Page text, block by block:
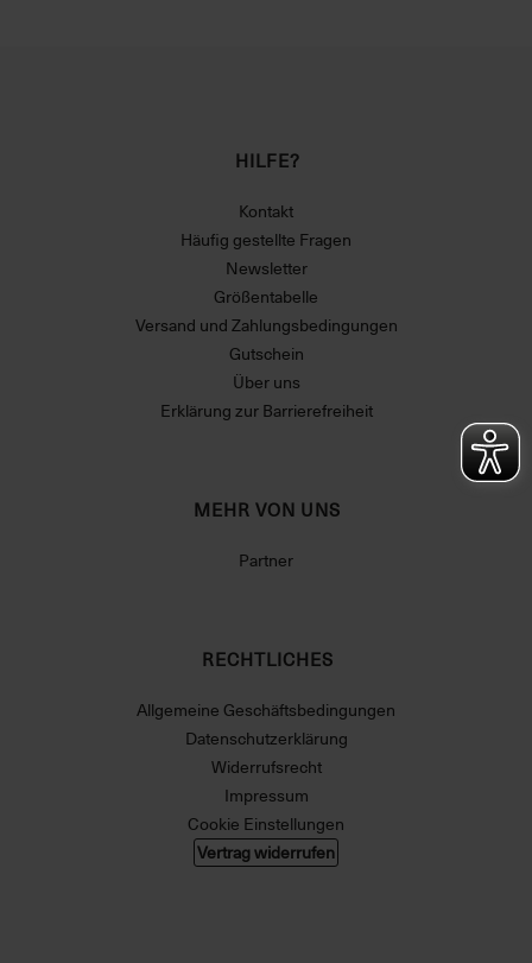
HILFE?
Kontakt
Häufig gestellte Fragen
Newsletter
Größentabelle
Versand und Zahlungsbedingungen
Gutschein
Über uns
Erklärung zur Barrierefreiheit
MEHR VON UNS
Partner
RECHTLICHES
Allgemeine Geschäftsbedingungen
Datenschutzerklärung
Widerrufsrecht
Impressum
Cookie Einstellungen
Vertrag widerrufen